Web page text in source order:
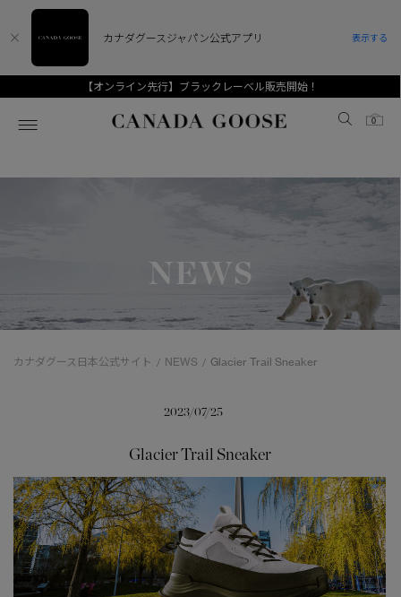
【オンライン先行】ブラックレーベル販売開始！
Canada Goose
0
ディスカバー
新着アイテム
サマー 26 コレクションLOOK
日本限定モデル
スノーグース
メイドインジャパンTシャツ
アウターウェア
新着アイテム
サマー 26 コレクションLOOK
日本限定モデル
スノーグース
メイドインジャパンTシャツ
アウターウェア
ベビー（0‐24ヵ月)
CANADA GOOSE Generationsは、アウター
詳しく見る
下取り申請
NEWS
カナダグース日本公式サイト / NEWS / Glacier Trail Sneaker
2023/07/25
Glacier Trail Sneaker
カナダグースジャパン公式アプリ 表示する